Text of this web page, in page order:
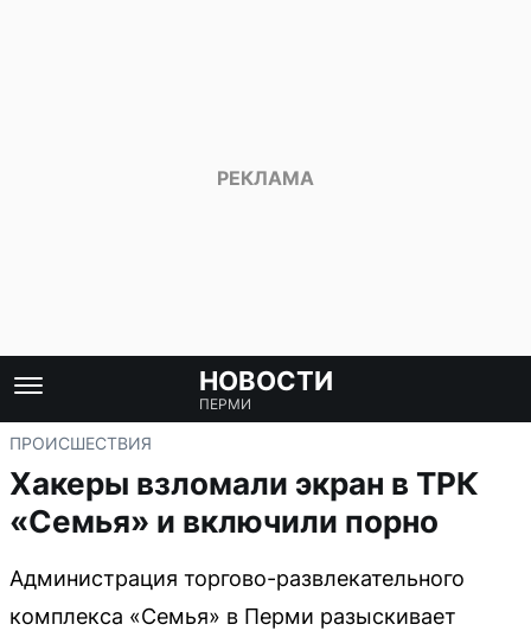
НОВОСТИ
ПЕРМИ
ПРОИСШЕСТВИЯ
Хакеры взломали экран в ТРК
«Семья» и включили порно
Администрация торгово-развлекательного
комплекса «Семья» в Перми разыскивает